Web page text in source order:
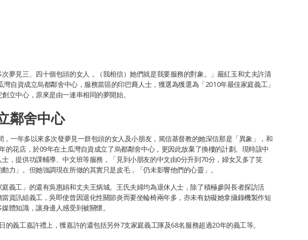
次夢見三、四十個包頭的女人，（我相信）她們就是我要服務的對象。」嚴紅玉和丈夫許清
自資成立烏都鄰舍中心，服務當區的印巴裔人士，獲選為獲選為「2010年最佳家庭義工」
立中心，原來是由一連串相同的夢開始。
鄰舍中心
，一年多以來多次發夢見一群包頭的女人及小朋友，篤信基督教的她深信那是「異象」，和
的花店，於09年在土瓜灣自資成立了烏都鄰舍中心，更因此放棄了換樓的計劃。現時該中
，提供功課輔導、中文班等服務，「見到小朋友的中文由0分升到70分，婦女又多了笑
力」。但她強調現在所做的其實只是皮毛，「仍未影響他們的心靈」。
義工」的還有吳惠娟和丈夫王炳城。王氏夫婦均為退休人士，除了積極參與長者探訪活
資訊組義工，吳即使曾因退化性關節炎而要坐輪椅兩年多，亦未有妨礙她拿攝錄機製作短
體知識，讓身邊人感受到被關懷。
的義工嘉許禮上，獲嘉許的還包括另外7支家庭義工隊及68名服務超過20年的義工等。